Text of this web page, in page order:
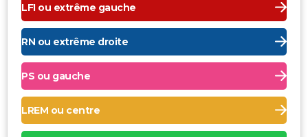
LFI ou extrême gauche
RN ou extrême droite
PS ou gauche
LREM ou centre